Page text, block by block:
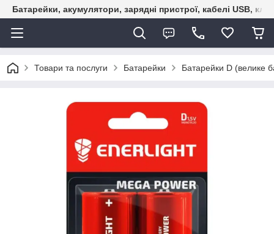
Батарейки, акумулятори, зарядні пристрої, кабелі USB,
Товари та послуги Батарейки Батарейки D (велике